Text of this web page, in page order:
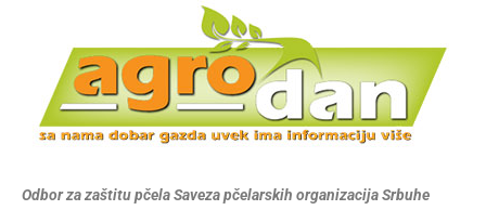
Odbor za zaštitu pčela Saveza pčelarskih organizacija Srbuhe